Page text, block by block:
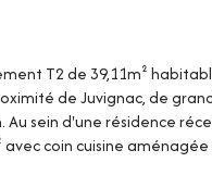
T2 de 39,11m²
de Juvignac, de
sein d'une résidence
coin cuisine